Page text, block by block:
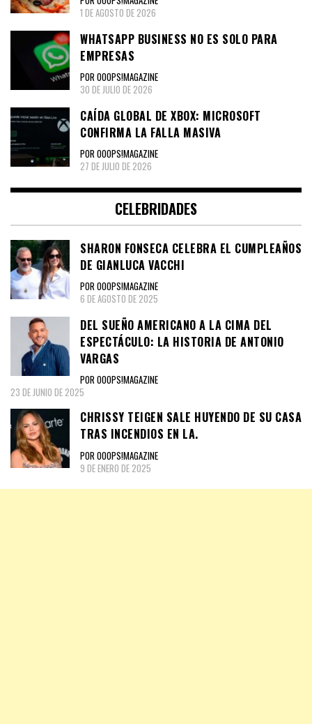
1 DE AGOSTO DE 2026
WHATSAPP BUSINESS NO ES SOLO PARA
EMPRESAS
POR OOOPS!MAGAZINE
30 DE JULIO DE 2026
CAÍDA GLOBAL DE XBOX: MICROSOFT
CONFIRMA LA FALLA MASIVA
POR OOOPS!MAGAZINE
27 DE JULIO DE 2026
CELEBRIDADES
SHARON FONSECA CELEBRA EL CUMPLEAÑOS
DE GIANLUCA VACCHI
POR OOOPS!MAGAZINE
6 DE AGOSTO DE 2025
DEL SUEÑO AMERICANO A LA CIMA DEL
ESPECTÁCULO: LA HISTORIA DE ANTONIO
VARGAS
POR OOOPS!MAGAZINE
23 DE JUNIO DE 2025
CHRISSY TEIGEN SALE HUYENDO DE SU CASA
TRAS INCENDIOS EN LA.
POR OOOPS!MAGAZINE
9 DE ENERO DE 2025